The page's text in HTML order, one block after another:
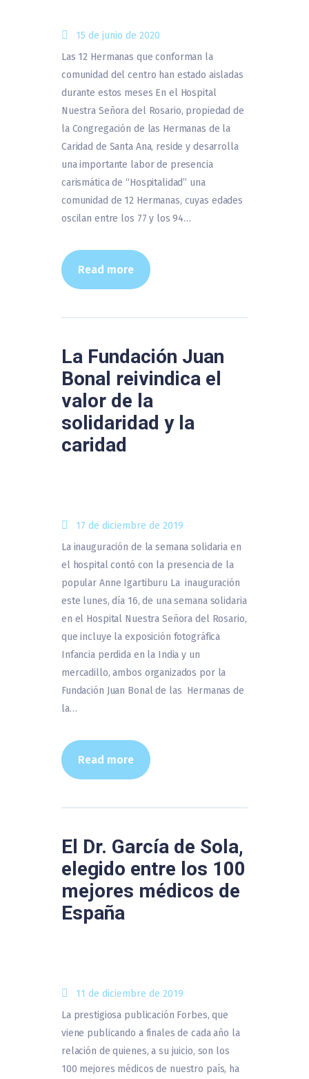
15 de junio de 2020
Las 12 Hermanas que conforman la
comunidad del centro han estado aisladas
durante estos meses En el Hospital
Nuestra Señora del Rosario, propiedad de
la Congregación de las Hermanas de la
Caridad de Santa Ana, reside y desarrolla
una importante labor de presencia
carismática de “Hospitalidad” una
comunidad de 12 Hermanas, cuyas edades
oscilan entre los 77 y los 94…
Read more
La Fundación Juan
Bonal reivindica el
valor de la
solidaridad y la
caridad
17 de diciembre de 2019
La inauguración de la semana solidaria en
el hospital contó con la presencia de la
popular Anne Igartiburu La inauguración
este lunes, día 16, de una semana solidaria
en el Hospital Nuestra Señora del Rosario,
que incluye la exposición fotográfica
Infancia perdida en la India y un
mercadillo, ambos organizados por la
Fundación Juan Bonal de las Hermanas de
la…
Read more
El Dr. García de Sola,
elegido entre los 100
mejores médicos de
España
11 de diciembre de 2019
La prestigiosa publicación Forbes, que
viene publicando a finales de cada año la
relación de quienes, a su juicio, son los
100 mejores médicos de nuestro país, ha